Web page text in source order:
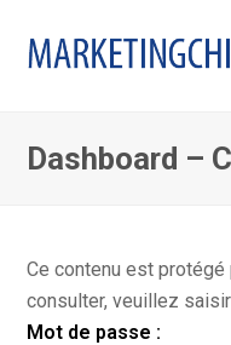
Dashboard –
Ce contenu est
consulter, veuillez
Mot de passe :